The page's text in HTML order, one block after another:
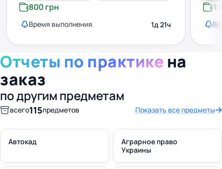
800 грн
Время выполнения 1д 21ч
1
Отчеты по практике на
заказ
по другим предметам
всего115предметов Показать все предметы
Автокад
Аграрное право
Украины